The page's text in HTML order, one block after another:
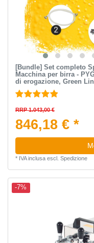
[Bundle] Set completo
Macchina per birra -
di erogazione, Green
RRP 1.043,00 €
846,18 € *
* IVA inclusaescl. Spedizione
-7%